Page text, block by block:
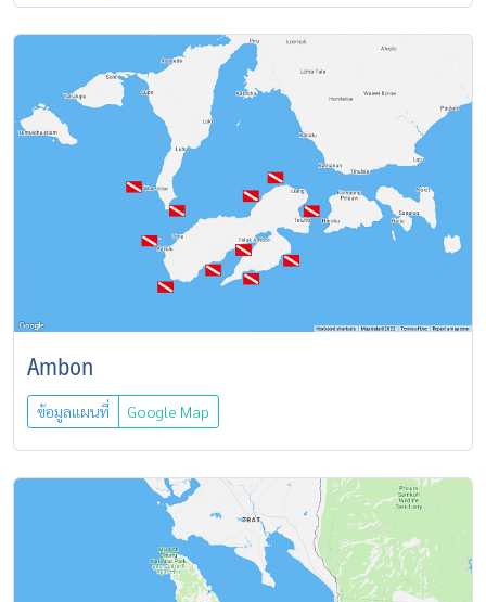
Ambon
ข้อมูลแผนที่ Google Map